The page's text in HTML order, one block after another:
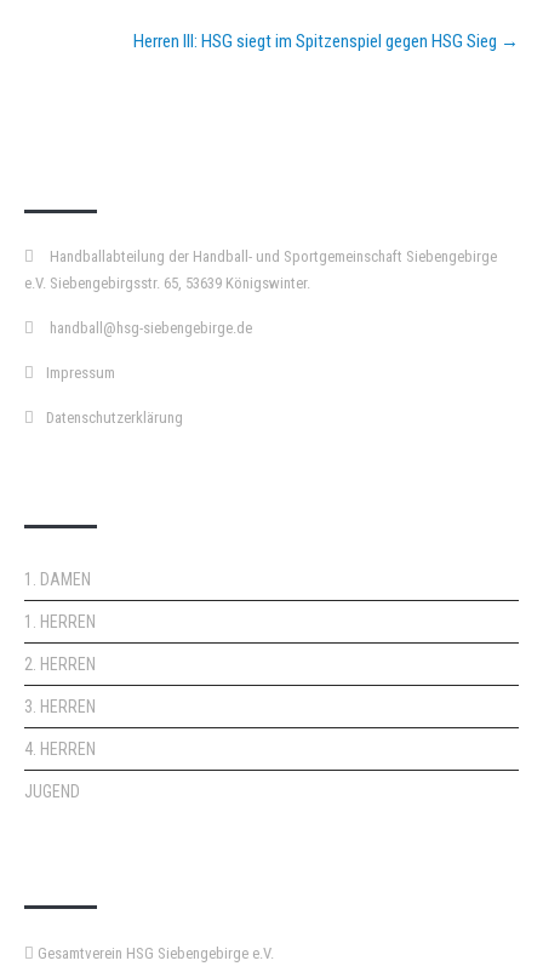
Herren III: HSG siegt im Spitzenspiel gegen HSG Sieg →
Handballabteilung der Handball- und Sportgemeinschaft Siebengebirge
e.V. Siebengebirgsstr. 65, 53639 Königswinter.
handball@hsg-siebengebirge.de
Impressum
Datenschutzerklärung
1. DAMEN
1. HERREN
2. HERREN
3. HERREN
4. HERREN
JUGEND
Gesamtverein HSG Siebengebirge e.V.